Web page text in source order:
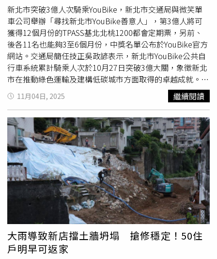
新北市突破3億人次騎乘YouBike，新北市交通局與微笑單
車公司舉辦「尋找新北市YouBike善意人」，第3億人將可
獲得12個月份的TPASS基北北桃1200都會定期票，另前、
後各11名也能夠3至6個月份，中獎名單公布於YouBike官方
網站。交通局簡任技正吳政諺表示，新北市YouBike公共自
行車系統累計騎乘人次於10月27日突破3億大關，象徵新北
市在推動綠色運輸及建構低碳城市方面取得的卓越成就。為
慶賀新北市YouBike突破3億騎人次，交通局與微笑單車公
司舉辦「＃尋找善意人」系列活動，包含「尋找新北市
YouBike善意人」、「善意預言家」以及 「新北YouBike善
意祝福牆」留言抽獎等活動，其中「尋找新北市YouBike善
意人」活動的第3億名幸運兒可獲相當一年12個月份的
TPASS基北北桃1200都會通定期票（30日），前、後各11
名也能夠3至6個月份。「尋找新北市YouBike善意人」得獎
名單已公布於YouBike官方網站－「活動專區」－「得獎公
告」，微笑單車公司亦同步發送簡訊給得獎人，領獎時間為
11月10日至11月30日期間每日上午10時至晚間7時（每周
三公休）。交通局表示，「善意祝福牆」感謝活動仍持續至
11月10日截止，將抽出100位幸運兒贈送價值100元
YouBike騎乘券。
11月04日, 2025 繼續閱讀
大雨導致新店擋土牆坍塌 搶修穩定！50住
戶明早可返家